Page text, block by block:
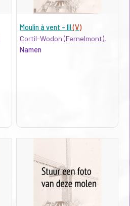
Moulin à vent - III(V)
Cortil-Wodon (Fernelmont),
Namen